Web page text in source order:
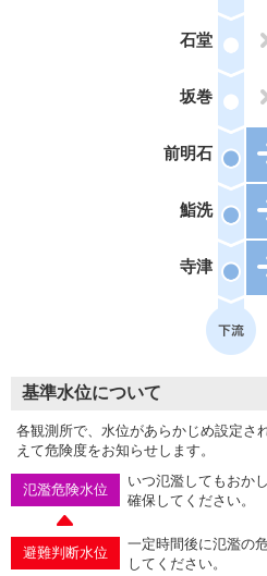
石堂
坂巻
前明石
鮨洗
寺津
基準水位について
各観測所で、水位があらかじめ設定さ
えて危険度をお知らせします。
氾濫危険水位
いつ氾濫してもおか
確保してください。
避難判断水位
一定時間後に氾濫の
してください。